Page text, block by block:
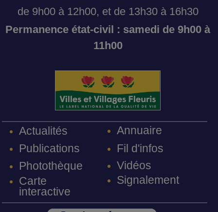
de 9h00 à 12h00, et de 13h30 à 16h30
Permanence état-civil : samedi de 9h00 à
11h00
Actualités
Publications
Photothèque
Carte
interactive
Annuaire
Fil d'infos
Vidéos
Signalement